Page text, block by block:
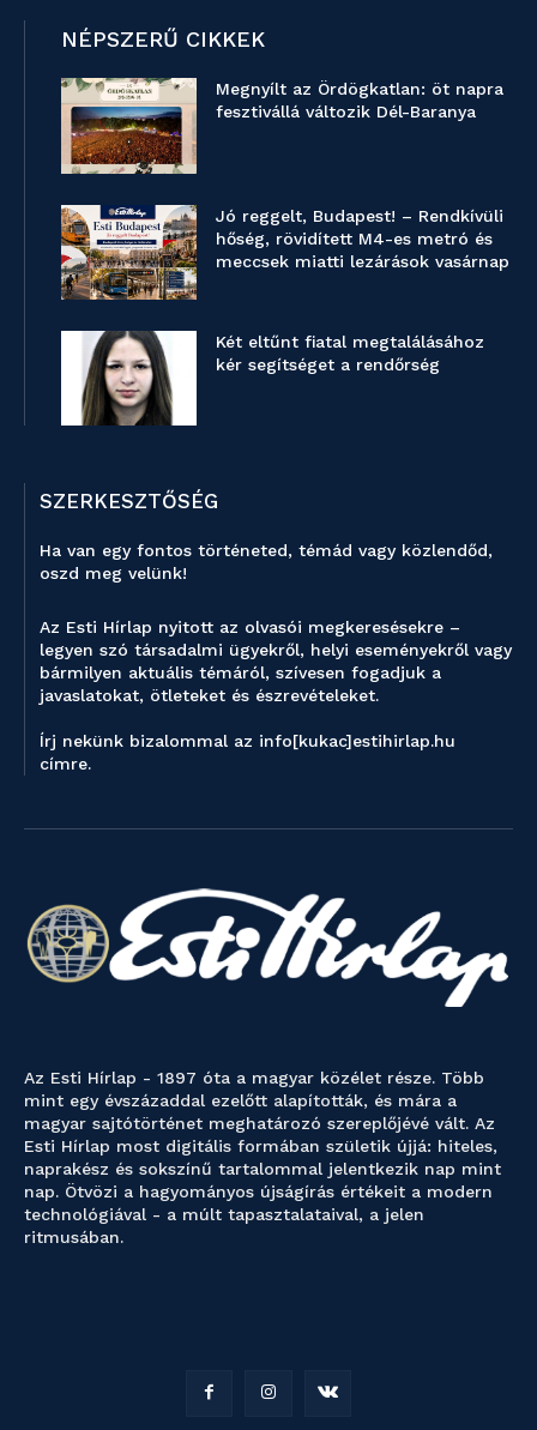
NÉPSZERŰ CIKKEK
Megnyílt az Ördögkatlan: öt napra
fesztivállá változik Dél-Baranya
Jó reggelt, Budapest! – Rendkívüli
hőség, rövidített M4-es metró és
meccsek miatti lezárások vasárnap
Két eltűnt fiatal megtalálásához
kér segítséget a rendőrség
SZERKESZTŐSÉG
Ha van egy fontos történeted, témád vagy közlendőd,
oszd meg velünk!
Az Esti Hírlap nyitott az olvasói megkeresésekre –
legyen szó társadalmi ügyekről, helyi eseményekről vagy
bármilyen aktuális témáról, szívesen fogadjuk a
javaslatokat, ötleteket és észrevételeket.
Írj nekünk bizalommal az info[kukac]estihirlap.hu
címre.
Az Esti Hírlap - 1897 óta a magyar közélet része. Több
mint egy évszázaddal ezelőtt alapították, és mára a
magyar sajtótörténet meghatározó szereplőjévé vált. Az
Esti Hírlap most digitális formában születik újjá: hiteles,
naprakész és sokszínű tartalommal jelentkezik nap mint
nap. Ötvözi a hagyományos újságírás értékeit a modern
technológiával - a múlt tapasztalataival, a jelen
ritmusában.